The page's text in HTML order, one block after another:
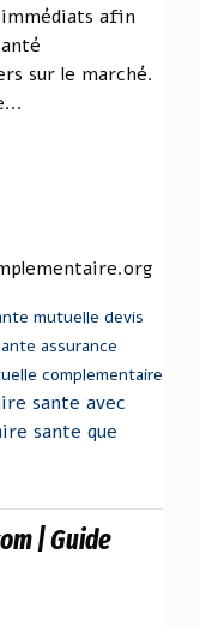
afin
sur le marché.
mutuelle devis
assurance
complementaire
sante avec
sante que
| Guide